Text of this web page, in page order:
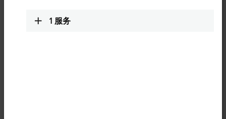
1 服务